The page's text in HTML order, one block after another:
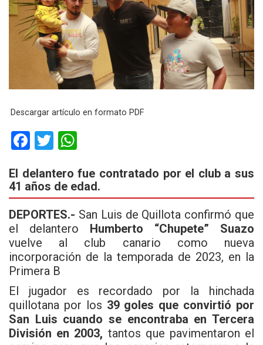
Descargar artículo en formato PDF
F
ce
b
o
o
k
T
tt
er
at
s
A
p
p
El delantero fue contratado por el club a sus
41 años de edad.
DEPORTES.- San Luis de Quillota confirmó que
el delantero Humberto “Chupete” Suazo
vuelve al club canario como nueva
incorporación de la temporada de 2023, en la
Primera B
El jugador es recordado por la hinchada
quillotana por los 39 goles que convirtió por
San Luis cuando se encontraba en Tercera
División en 2003, tantos que pavimentaron el